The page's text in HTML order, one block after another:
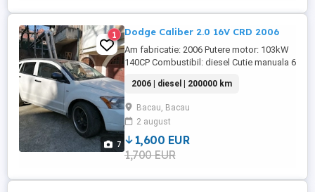
7
1 Dodge Caliber 2.0 16V CRD 2006
Am fabricatie: 2006 Putere motor: 103kW
140CP Combustibil: diesel Cutie manuala 6
autoturism: mun. Bacau, jud. Bacau Detalii
la Telefon: * NU raspund la mesaje,
detaliile doar la telefon ** NU accept
schimburi combinatii etc., doar VANZARE.
Multum ...
2006 | diesel | 200000 km
Bacau, Bacau
2 august
1,600 EUR
1,700 EUR